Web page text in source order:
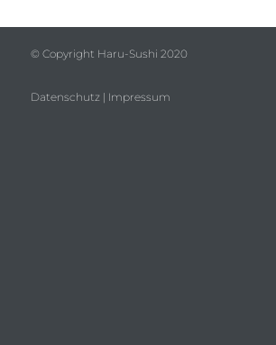
© Copyright Haru-Sushi 2020
Datenschutz | Impressum